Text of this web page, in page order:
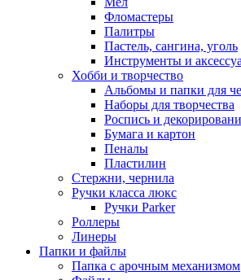
Фломастеры
Палитры
Пастель, сангина, уголь
Инструменты и
Хобби и творчество
Альбомы и папки для
Наборы для творчества
Роспись и
Бумага и картон
Пеналы
Пластилин
Стержни, чернила
Ручки класса люкс
Ручки Parker
Роллеры
Линеры
Папки и файлы
Папка с арочным механизмом